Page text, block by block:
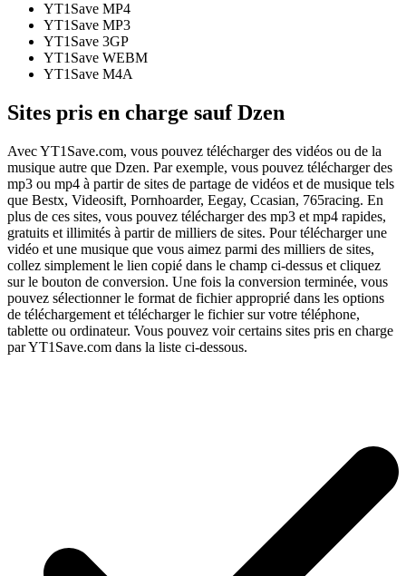
YT1Save MP4
YT1Save MP3
YT1Save 3GP
YT1Save WEBM
YT1Save M4A
Sites pris en charge sauf Dzen
Avec YT1Save.com, vous pouvez télécharger des vidéos ou de la
musique autre que Dzen. Par exemple, vous pouvez télécharger des
mp3 ou mp4 à partir de sites de partage de vidéos et de musique tels
que Bestx, Videosift, Pornhoarder, Eegay, Ccasian, 765racing. En
plus de ces sites, vous pouvez télécharger des mp3 et mp4 rapides,
gratuits et illimités à partir de milliers de sites. Pour télécharger une
vidéo et une musique que vous aimez parmi des milliers de sites,
collez simplement le lien copié dans le champ ci-dessus et cliquez
sur le bouton de conversion. Une fois la conversion terminée, vous
pouvez sélectionner le format de fichier approprié dans les options
de téléchargement et télécharger le fichier sur votre téléphone,
tablette ou ordinateur. Vous pouvez voir certains sites pris en charge
par YT1Save.com dans la liste ci-dessous.